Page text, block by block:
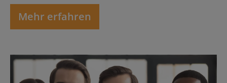
Mehr erfahren